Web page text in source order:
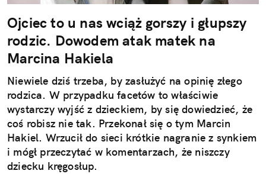
Ojciec to u nas wciąż gorszy i głupszy
rodzic. Dowodem atak matek na
Marcina Hakiela
Niewiele dziś trzeba, by zasłużyć na opinię złego
rodzica. W przypadku facetów to właściwie
wystarczy wyjść z dzieckiem, by się dowiedzieć, że
coś robisz nie tak. Przekonał się o tym Marcin
Hakiel. Wrzucił do sieci krótkie nagranie z synkiem
i mógł przeczytać w komentarzach, że niszczy
dziecku kręgosłup.